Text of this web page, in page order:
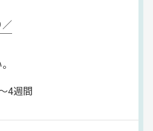
週休2日制
～～～～～
！
ので
4週間